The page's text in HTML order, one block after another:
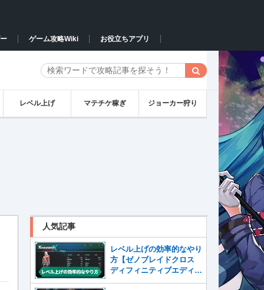
ゲーム攻略Wiki お役立ちアプリ
レベル上げ マテチケ稼ぎ ジョーカー狩り
人気記事
レベル上げの効率的なやり
方【ゼノブレイドクロス
ディフィニティブエディシ
ョン】